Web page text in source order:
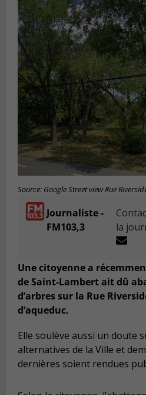
Source: Google Street view Rue
Journaliste -
FM103,3
la
Une citoyenne a
de Saint-Lambert ait dû
d’arbres sur la Rue
d’aqueduc.
Elle soulève aussi un doute
alternatives de la Ville et
dernières soient rendues